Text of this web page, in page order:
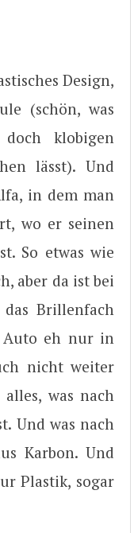
Design,
(schön, was
klobigen
lässt). Und
in dem man
wo er seinen
So etwas wie
aber da ist bei
Brillenfach
Auto eh nur in
nicht weiter
was nach
Und was nach
Karbon. Und
Plastik, sogar